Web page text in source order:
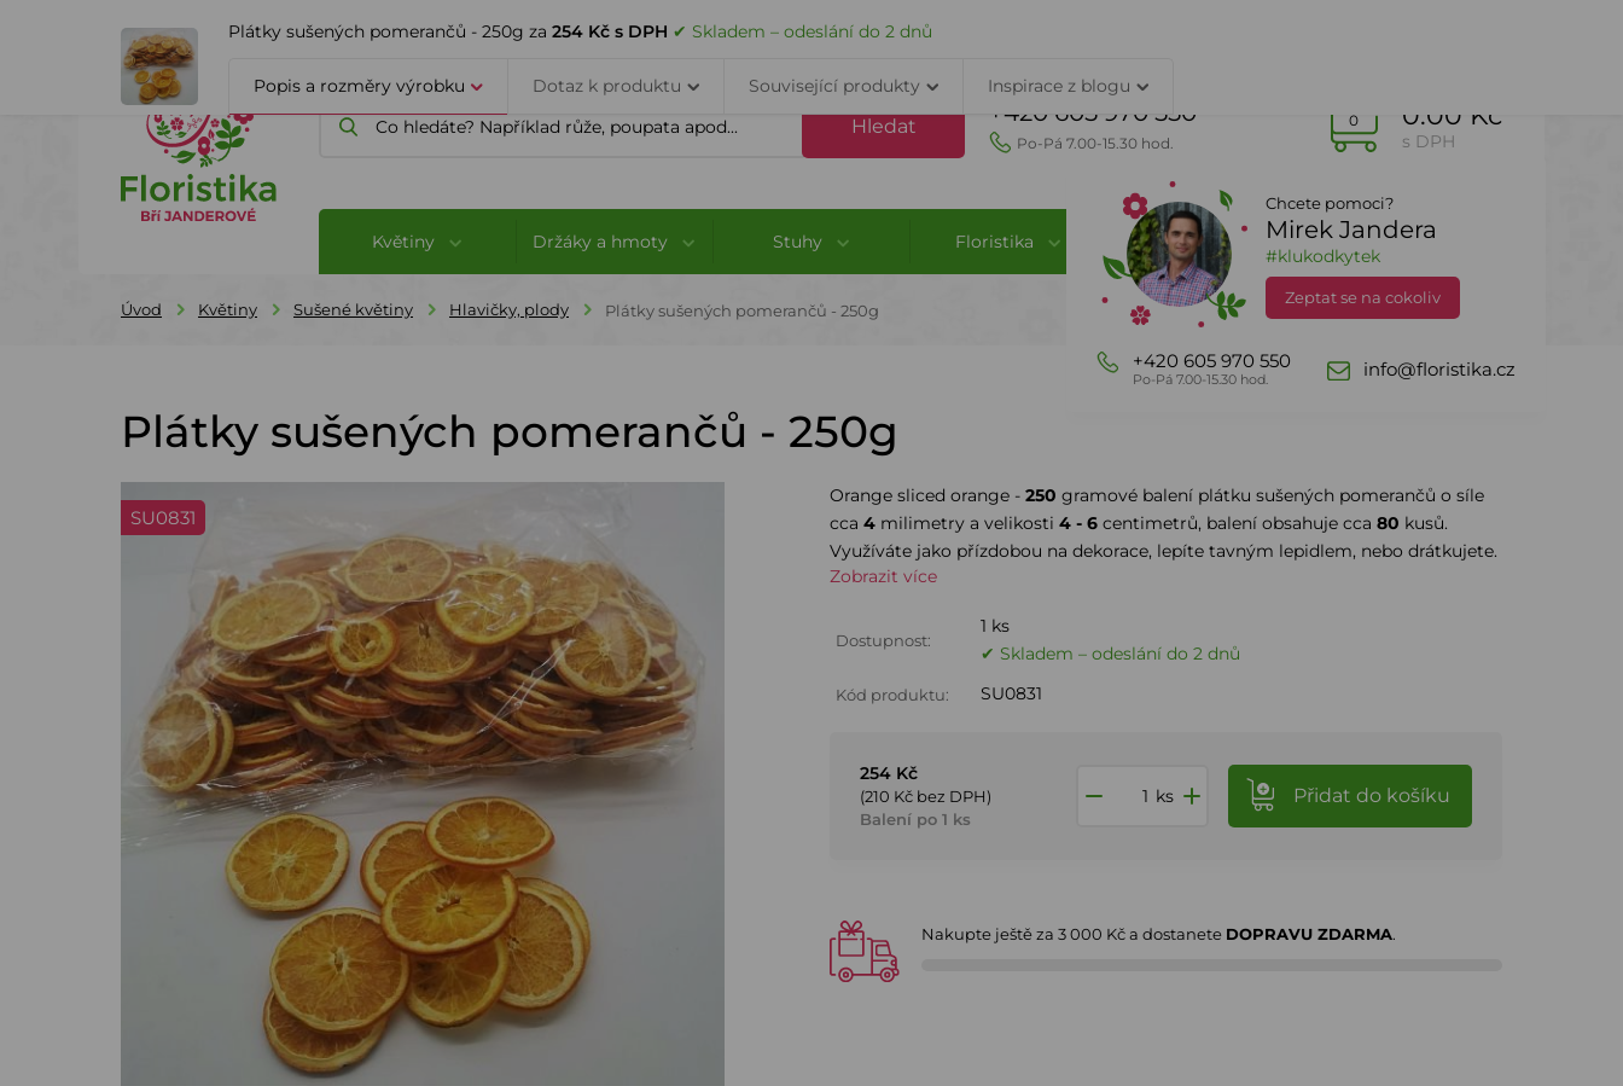
ÚVOD O FIRMĚ BLOG VELKOOBCHOD DOPRAVA A PLATBA PORADNA
Hledat +420 605 970 550
Po-Pá 7.00-15.30 hod.
0 0.00 Kč
s DPH
Květiny Držáky a hmoty Stuhy Floristika Dle sezony DealZone
Úvod Květiny Sušené květiny Hlavičky, plody Plátky sušených pomerančů - 250g
Plátky sušených pomerančů - 250g
SU0831
Orange sliced orange - 250 gramové balení plátku sušených pomerančů o síle
cca 4 milimetry a velikosti 4 - 6 centimetrů, balení obsahuje cca 80 kusů.
Využíváte jako přízdobou na dekorace, lepíte tavným lepidlem, nebo drátkujete.
Zobrazit více
Dostupnost:
1 ks
✔ Skladem – odeslání do 2 dnů
Kód produktu: SU0831
254 Kč
(210 Kč bez DPH)
Balení po 1 ks
ks Přidat do košíku
Nakupte ještě za 3 000 Kča dostanete DOPRAVU ZDARMA.
Plátky sušených pomerančů - 250g za 254 Kč s DPH ✔ Skladem – odeslání do 2 dnů
Popis a rozměry výrobku Dotaz k produktu Související produkty Inspirace z blogu
Chcete pomoci?
Mirek Jandera
#klukodkytek
Zeptat se na cokoliv
+420 605 970 550
Po-Pá 7.00-15.30 hod. info@floristika.cz